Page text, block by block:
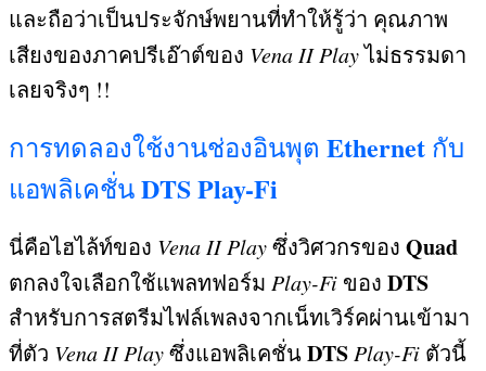
และถือว่าเป็นประจักษ์พยานที่ทำให้รู้ว่า คุณภาพ
เสียงของภาคปรีเอ๊าต์ของ Vena II Playไม่ธรรมดา
เลยจริงๆ !!
การทดลองใช้งานช่องอินพุต Ethernet กับ
แอพลิเคชั่นDTS Play-Fi
นี่คือไฮไล้ท์ของ Vena II Playซึ่งวิศวกรของ Quad
ตกลงใจเลือกใช้แพลทฟอร์ม Play-Fi ของ DTS
สำหรับการสตรีมไฟล์เพลงจากเน็ทเวิร์คผ่านเข้ามา
ที่ตัว Vena II Playซึ่งแอพลิเคชั่นDTS Play-Fi ตัวนี้